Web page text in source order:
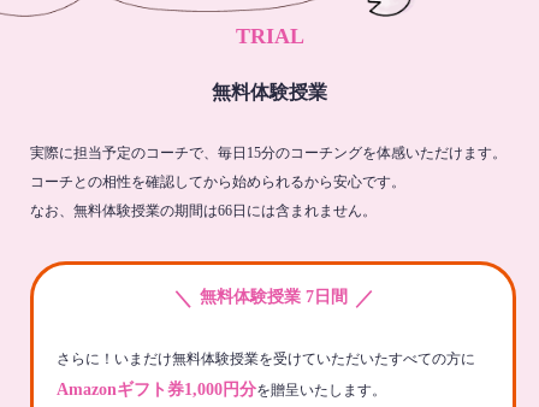
TRIAL
無料体験授業
実際に担当予定のコーチで、毎日15分のコーチングを体感いただけます。
コーチとの相性を確認してから始められるから安心です。
なお、無料体験授業の期間は66日には含まれません。
＼ 無料体験授業 7日間 ／
さらに！いまだけ無料体験授業を受けていただいたすべての方に
Amazonギフト券1,000円分を贈呈いたします。